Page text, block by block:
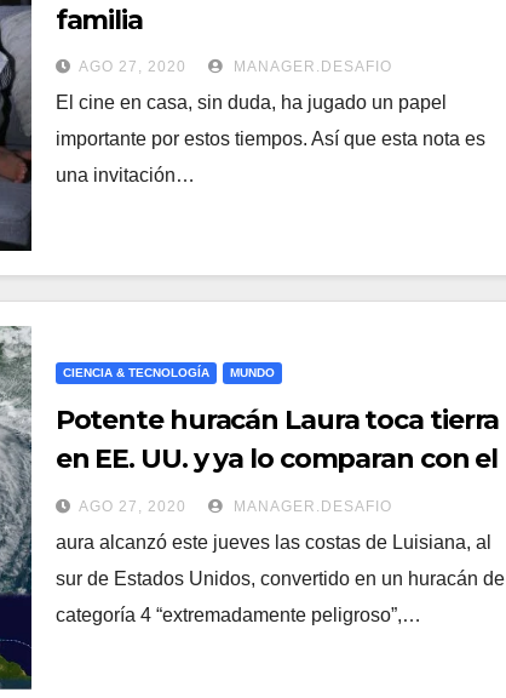
familia
AGO 27, 2020 MANAGER.DESAFIO
El cine en casa, sin duda, ha jugado un papel
importante por estos tiempos. Así que esta nota es
una invitación…
CIENCIA & TECNOLOGÍA MUNDO
Potente huracán Laura toca tierra
en EE. UU. y ya lo comparan con el
catastrófico Katrina
AGO 27, 2020 MANAGER.DESAFIO
aura alcanzó este jueves las costas de Luisiana, al
sur de Estados Unidos, convertido en un huracán de
categoría 4 “extremadamente peligroso”,…